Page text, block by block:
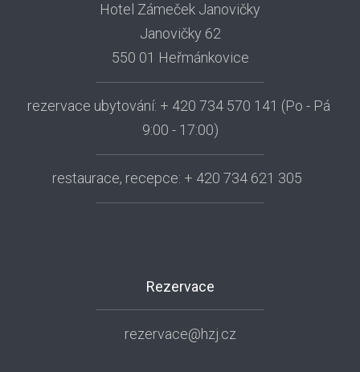
Hotel Zámeček Janovičky
Janovičky 62
550 01 Heřmánkovice
rezervace ubytování: + 420 734 570 141 (Po - Pá
9:00 - 17:00)
restaurace, recepce: + 420 734 621 305
Rezervace
rezervace@hzj.cz